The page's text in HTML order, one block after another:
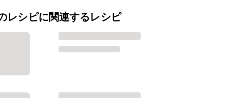
レシピに関連するレシピ